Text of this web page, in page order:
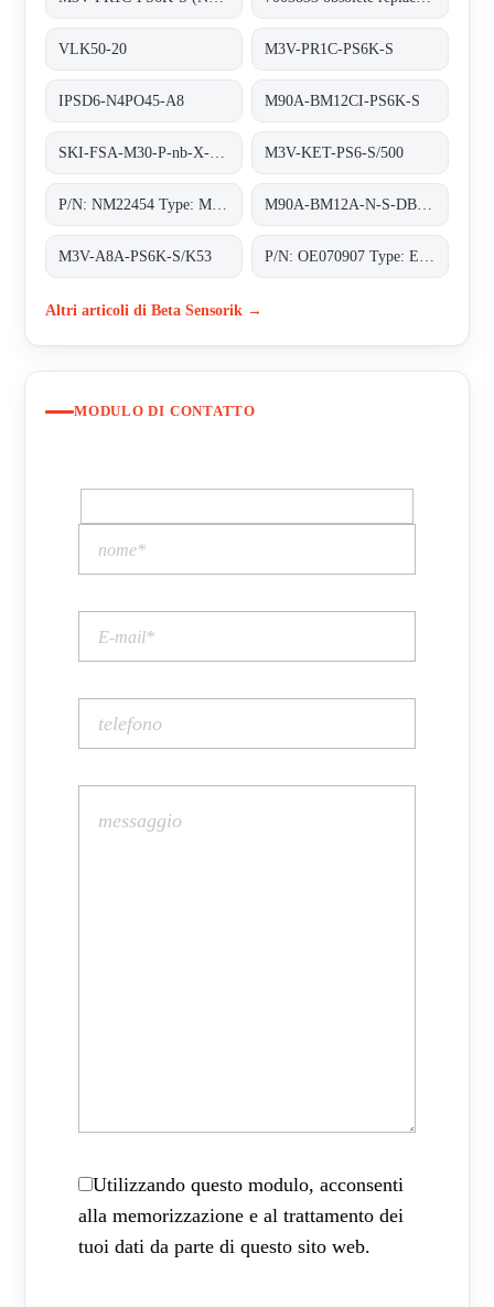
VLK50-20 M3V-PR1C-PS6K-S
IPSD6-N4PO45-A8 M90A-BM12CI-PS6K-S
M3V-KET-PS6-S/500
M3V-A8A-PS6K-S/K53
Altri articoli di Beta Sensorik →
MODULO DI CONTATTO
Utilizzando questo modulo, acconsenti
alla memorizzazione e al trattamento dei
tuoi dati da parte di questo sito web.